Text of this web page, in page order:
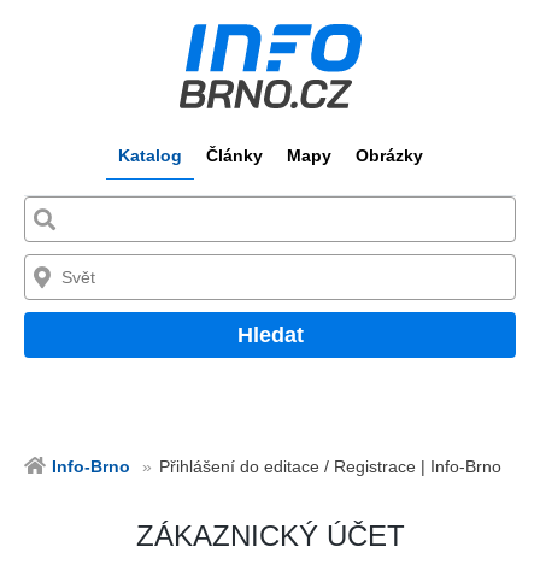
Katalog Články Mapy Obrázky
Hledat
Info-Brno Přihlášení do editace / Registrace | Info-Brno
ZÁKAZNICKÝ ÚČET